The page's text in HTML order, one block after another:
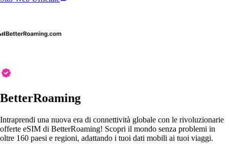
BetterRoaming
Intraprendi una nuova era di connettività globale con le rivoluzionarie
offerte eSIM di BetterRoaming! Scopri il mondo senza problemi in
oltre 160 paesi e regioni, adattando i tuoi dati mobili ai tuoi viaggi.